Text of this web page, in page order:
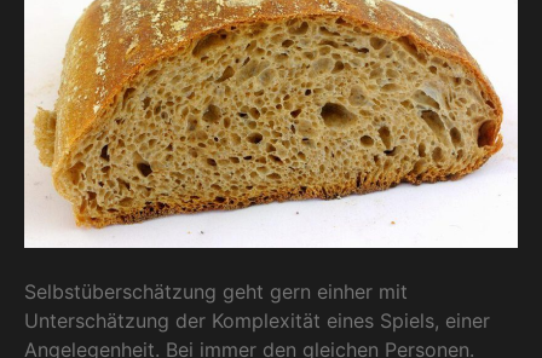
Selbstüberschätzung geht gern einher mit
Unterschätzung der Komplexität eines Spiels, einer
Angelegenheit. Bei immer den gleichen Personen.